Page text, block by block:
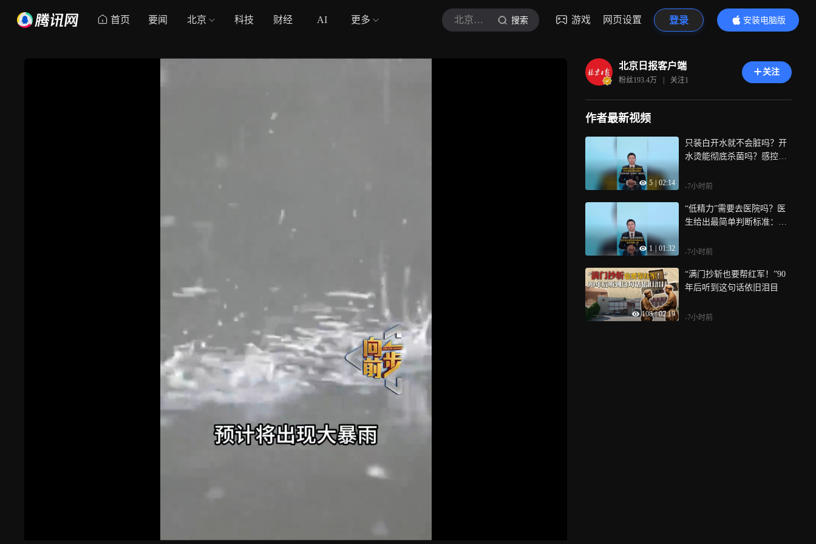
首页 要闻 北京 科技 财经 AI 更多 北京日报客户端 搜索 游戏 网页设置 登录
安装电脑版
内容更精彩
北京日报客户端
粉丝193.4万 | 关注1
关注
作者最新视频
5 02:14
只装白开水就不会脏吗？开
水烫能彻底杀菌吗？感控专
都视频·热观察
-7小时前
1 01:32
“低精力”需要去医院吗？医
生给出最简单判断标准：先
-7小时前
108 | 02:19
“满门抄斩也要帮红军！”90
年后听到这句话依旧泪目
-7小时前